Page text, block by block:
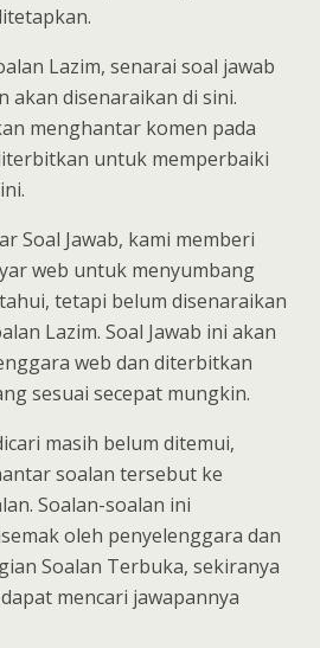
Lazim, senarai soal jawab
akan disenaraikan di sini.
menghantar komen pada
untuk memperbaiki
Soal Jawab, kami memberi
web untuk menyumbang
tetapi belum disenaraikan
Lazim. Soal Jawab ini akan
web dan diterbitkan
sesuai secepat mungkin.
masih belum ditemui,
soalan tersebut ke
Soalan-soalan ini
oleh penyelenggara dan
Soalan Terbuka, sekiranya
mencari jawapannya